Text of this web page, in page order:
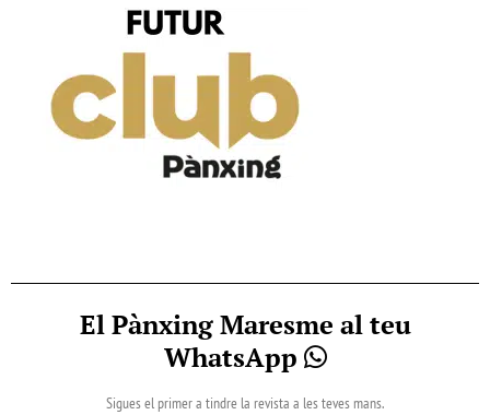
El Pànxing Maresme al teu
WhatsApp
Sigues el primer a tindre la revista a les teves mans.